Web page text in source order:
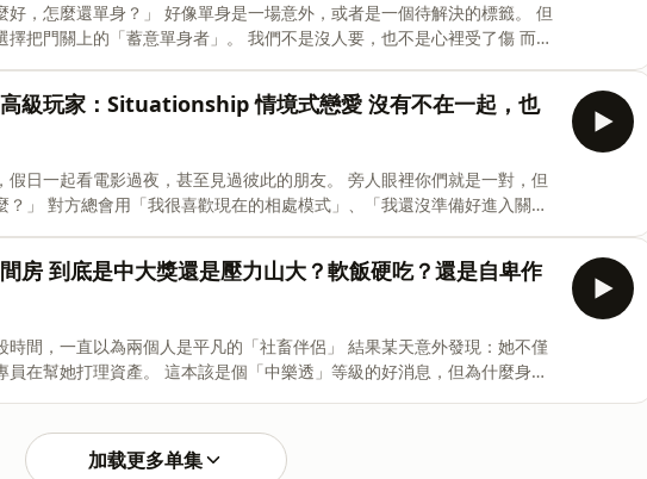
場意外，或者是一個待解決的標籤。 但
身者」。 我們不是沒人要，也不是心裡受了傷 而是
、「 化妝師 -級玩家：Situationship 情境式戀愛 沒有不在一起，也
影過夜，甚至見過彼此的朋友。 旁人眼裡你們就是一對，但
備好進入關
化妝師 -
房 到底是中大獎還是壓力山大？軟飯硬吃？還是自卑作
為兩個人是平凡的「社畜伴侶」 結果某天意外發現：她不僅
中樂透」等級的好消息，但為什麼身為
加载更多单集